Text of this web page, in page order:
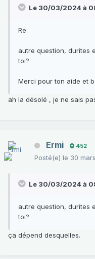
Le 30/03/2024 à
Re
autre question, durites
toi?
Merci pour ton aide et
ah la désolé , je ne sais
Ermi 452
Posté(e) le 30
Le 30/03/2024 à
autre question, durites
toi?
ça dépend desquelles.